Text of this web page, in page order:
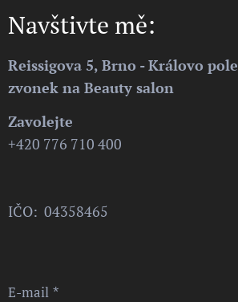
Navštivte mě:
Reissigova 5, Brno - Královo pole
zvonek na Beauty salon
Zavolejte
+420 776 710 400
IČO: 04358465
E-mail